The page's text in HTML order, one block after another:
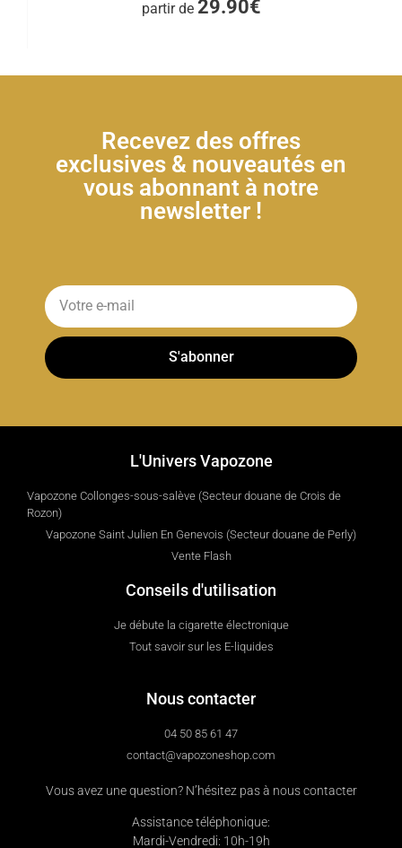
partir de 29.90€
Recevez des offres
exclusives & nouveautés en
vous abonnant à notre
newsletter !
S'abonner
L'Univers Vapozone
Vapozone Collonges-sous-salève (Secteur douane de Crois de
Rozon)
Vapozone Saint Julien En Genevois (Secteur douane de Perly)
Vente Flash
Conseils d'utilisation
Je débute la cigarette électronique
Tout savoir sur les E-liquides
Nous contacter
04 50 85 61 47
contact@vapozoneshop.com
Vous avez une question? N’hésitez pas à nous contacter
Assistance téléphonique:
Mardi-Vendredi: 10h-19h